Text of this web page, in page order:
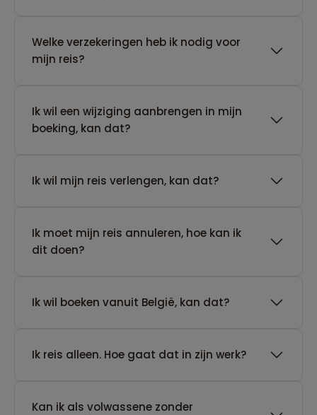
Welke verzekeringen heb ik nodig voor
mijn reis?
Ik wil een wijziging aanbrengen in mijn
boeking, kan dat?
Ik wil mijn reis verlengen, kan dat?
Ik moet mijn reis annuleren, hoe kan ik
dit doen?
Ik wil boeken vanuit België, kan dat?
​Ik reis alleen. Hoe gaat dat in zijn werk?
Kan ik als volwassene zonder